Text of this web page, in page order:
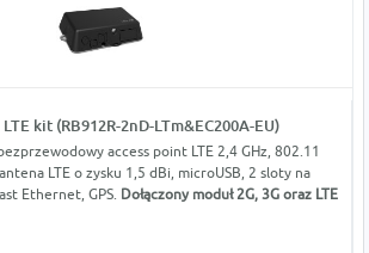
kit (RB912R-2nD-LTm&EC200A-EU)
access point LTE 2,4 GHz, 802.11
LTE o zysku 1,5 dBi, microUSB, 2 sloty na
Ethernet, GPS. Dołączony moduł 2G, 3G oraz LTE